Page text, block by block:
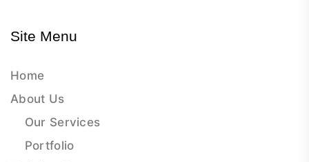
Site Menu
Home
About Us
Our Services
Portfolio